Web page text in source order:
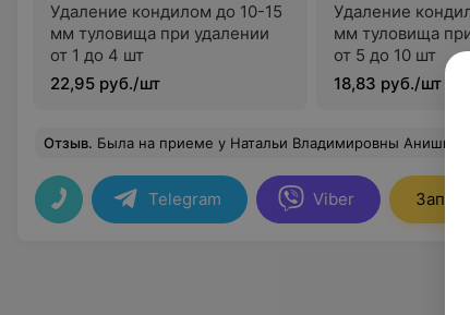
Удаление кондилом до 10-15
мм туловища при удалении
от 1 до 4 шт
22,95 руб./шт
Удаление
мм туловища
от 5 до 10 шт
18,83 руб./шт
Отзыв. Была на приеме у Натальи Владимировны Анишкевич, осталась довольна консультацией и УЗИ
Telegram Viber